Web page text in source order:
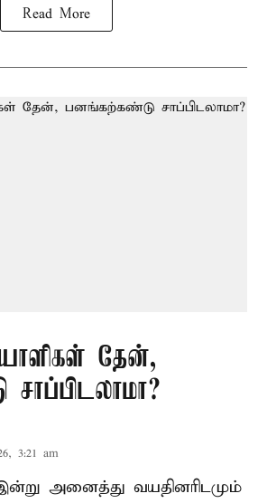
Read More
தேன்,
3:21 am
அனைத்து வயதினரிடமும்